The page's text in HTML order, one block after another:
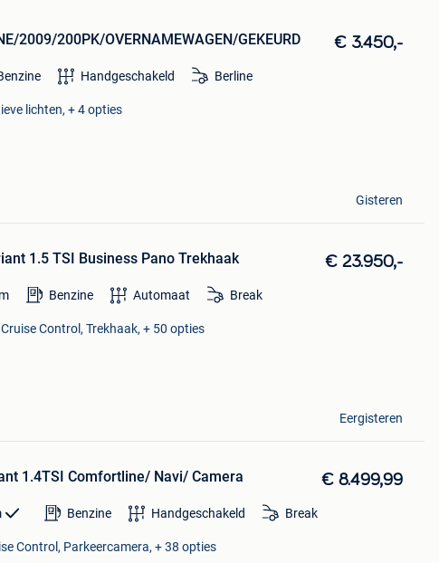
2009/200PK/OVERNAMEWAGEN/GEKEURD € 3.450,-
Handgeschakeld Berline
lichten, + 4 opties
Gisteren
1.5 TSI Business Pano Trekhaak € 23.950,-
Benzine Automaat Break
Control, Trekhaak, + 50 opties
Eergisteren
1.4TSI Comfortline/ Navi/ Camera € 8.499,99
Benzine Handgeschakeld Break
Control, Parkeercamera, + 38 opties